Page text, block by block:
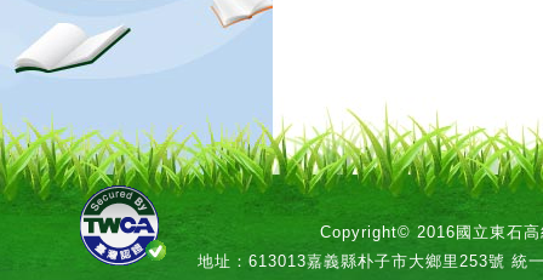
Copyright© 2016國立東石高
地址：613013嘉義縣朴子市大鄉里253號 統